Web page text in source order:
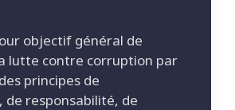
objectif général de
lutte contre corruption par
principes de
de responsabilité, de